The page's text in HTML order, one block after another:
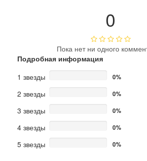
0
Пока нет ни одного
Подробная информация
1 звезды
0%
2 звезды 0%
3 звезды 0%
4 звезды 0%
5 звезды 0%